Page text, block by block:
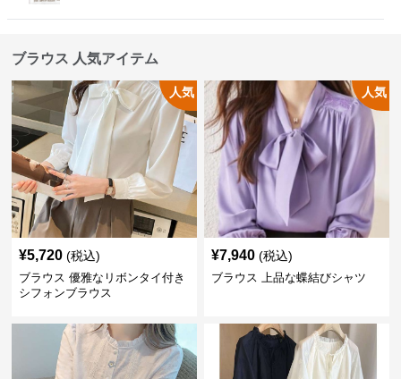
ブラウス 人気アイテム
人気
¥5,720 (税込)
ブラウス 優雅なリボンタイ付き
シフォンブラウス
人気
¥7,940 (税込)
ブラウス 上品な蝶結びシャツ